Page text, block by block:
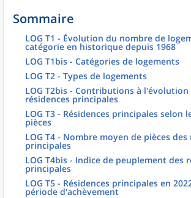
Sommaire
LOG T1 - Évolution du nombre de
catégorie en historique depuis 1968
LOG T1bis - Catégories de logements
LOG T2 - Types de logements
LOG T2bis - Contributions à
résidences principales
LOG T3 - Résidences principales selon
pièces
LOG T4 - Nombre moyen de pièces des
principales
LOG T4bis - Indice de peuplement des
principales
LOG T5 - Résidences principales en
période d'achèvement